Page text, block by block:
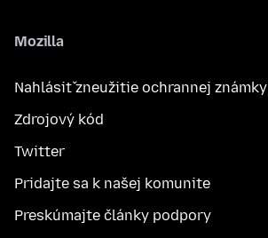
Mozilla
Nahlásiť zneužitie ochrannej známky
Zdrojový kód
Twitter
Pridajte sa k našej komunite
Preskúmajte články podpory